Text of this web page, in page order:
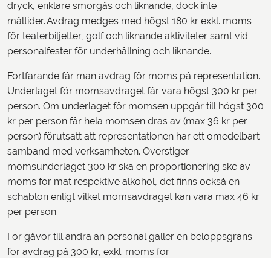
dryck, enklare smörgås och liknande, dock inte
måltider. Avdrag medges med högst 180 kr exkl. moms
för teaterbiljetter, golf och liknande aktiviteter samt vid
personalfester för underhållning och liknande.
Fortfarande får man avdrag för moms på representation.
Underlaget för momsavdraget får vara högst 300 kr per
person. Om underlaget för momsen uppgår till högst 300
kr per person får hela momsen dras av (max 36 kr per
person) förutsatt att representationen har ett omedelbart
samband med verksamheten. Överstiger
momsunderlaget 300 kr ska en proportionering ske av
moms för mat respektive alkohol, det finns också en
schablon enligt vilket momsavdraget kan vara max 46 kr
per person.
För gåvor till andra än personal gäller en beloppsgräns
för avdrag på 300 kr, exkl. moms för